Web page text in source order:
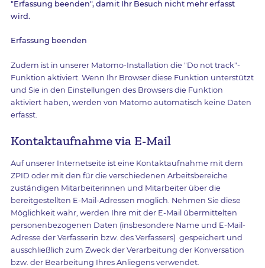
"Erfassung beenden", damit Ihr Besuch nicht mehr erfasst
wird.
Erfassung beenden
Zudem ist in unserer Matomo-Installation die "Do not track"-
Funktion aktiviert. Wenn Ihr Browser diese Funktion unterstützt
und Sie in den Einstellungen des Browsers die Funktion
aktiviert haben, werden von Matomo automatisch keine Daten
erfasst.
Kontaktaufnahme via E-Mail
Auf unserer Internetseite ist eine Kontaktaufnahme mit dem
ZPID oder mit den für die verschiedenen Arbeitsbereiche
zuständigen Mitarbeiterinnen und Mitarbeiter über die
bereitgestellten E-Mail-Adressen möglich. Nehmen Sie diese
Möglichkeit wahr, werden Ihre mit der E-Mail übermittelten
personenbezogenen Daten (insbesondere Name und E-Mail-
Adresse der Verfasserin bzw. des Verfassers) gespeichert und
ausschließlich zum Zweck der Verarbeitung der Konversation
bzw. der Bearbeitung Ihres Anliegens verwendet.